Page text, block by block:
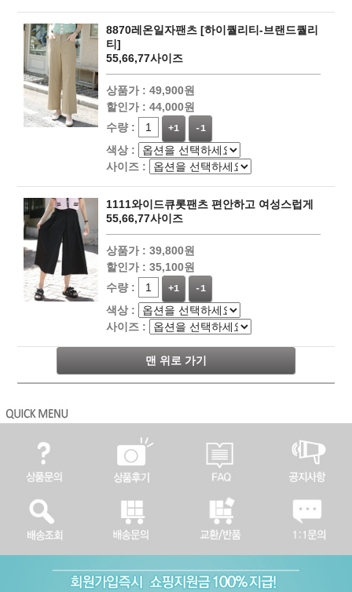
8870레온일자팬츠 [하이퀄리티-브랜드퀄리
티]
55,66,77사이즈
상품가 : 49,900원
할인가 : 44,000원
수량 :
+1 -1
색상 :
사이즈 :
1111와이드큐롯팬츠 편안하고 여성스럽게
55,66,77사이즈
상품가 : 39,800원
할인가 : 35,100원
수량 :
+1 -1
색상 :
사이즈 :
맨 위로 가기